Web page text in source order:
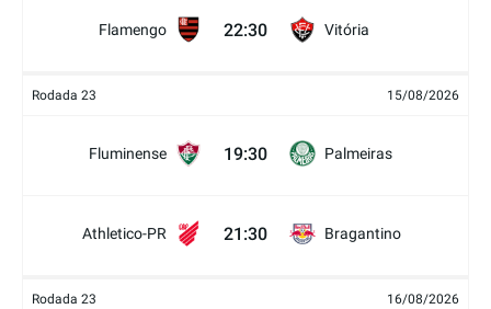
Flamengo 22:30 Vitória
Rodada 23 15/08/2026
Fluminense 19:30 Palmeiras
Athletico-PR 21:30 Bragantino
Rodada 23 16/08/2026